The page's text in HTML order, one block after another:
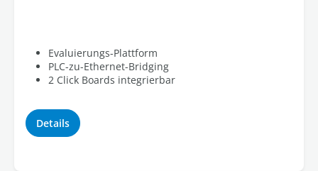
Evaluierungs-Plattform
PLC-zu-Ethernet-Bridging
2 Click Boards integrierbar
Details